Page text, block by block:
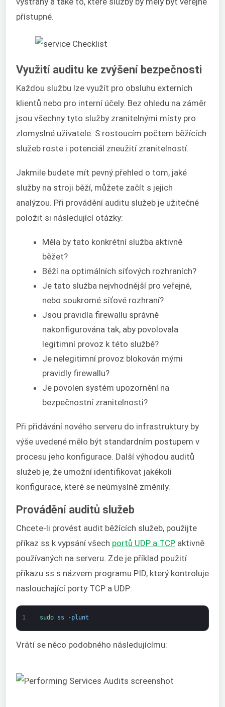
přístupné.
Využití auditu ke zvýšení bezpečnosti
Každou službu lze využít pro obsluhu externích
klientů nebo pro interní účely. Bez ohledu na záměr
jsou všechny tyto služby zranitelnými místy pro
zlomyslné uživatele. S rostoucím počtem běžících
služeb roste i potenciál zneužití zranitelností.
Jakmile budete mít pevný přehled o tom, jaké
služby na stroji běží, můžete začít s jejich
analýzou. Při provádění auditu služeb je užitečné
položit si následující otázky:
Měla by tato konkrétní služba aktivně
běžet?
Běží na optimálních síťových rozhraních?
Je tato služba nejvhodnější pro veřejné,
nebo soukromé síťové rozhraní?
Jsou pravidla firewallu správně
nakonfigurována tak, aby povolovala
legitimní provoz k této službě?
Je nelegitimní provoz blokován mými
pravidly firewallu?
Je povolen systém upozornění na
bezpečnostní zranitelnosti?
Při přidávání nového serveru do infrastruktury by
výše uvedené mělo být standardním postupem v
procesu jeho konfigurace. Další výhodou auditů
služeb je, že umožní identifikovat jakékoli
konfigurace, které se neúmyslně změnily.
Provádění auditů služeb
Chcete-li provést audit běžících služeb, použijte
příkaz ss k vypsání všech portů UDP a TCP aktivně
používaných na serveru. Zde je příklad použití
příkazu ss s názvem programu PID, který kontroluje
naslouchající porty TCP a UDP:
1 sudo ss -plunt
Vrátí se něco podobného následujícímu: